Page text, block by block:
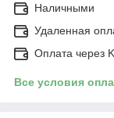
Наличными
Удаленная
Оплата через
Все условия